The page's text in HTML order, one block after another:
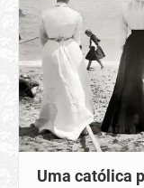
Uma católica